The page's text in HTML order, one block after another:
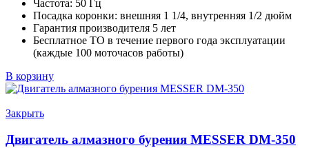
Частота: 50 Гц
Посадка коронки: внешняя 1 1/4, внутренняя 1/2 дюйм
Гарантия производителя 5 лет
Бесплатное ТО в течение первого года эксплуатации
(каждые 100 моточасов работы)
В корзину
Закрыть
Двигатель алмазного бурения MESSER DM-350